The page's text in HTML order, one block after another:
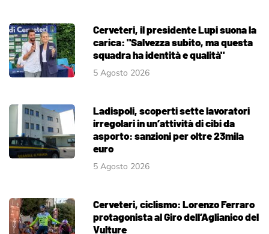
Cerveteri, il presidente Lupi suona la
carica: "Salvezza subito, ma questa
squadra ha identità e qualità"
5 Agosto 2026
Ladispoli, scoperti sette lavoratori
irregolari in un’attività di cibi da
asporto: sanzioni per oltre 23mila
euro
5 Agosto 2026
Cerveteri, ciclismo: Lorenzo Ferraro
protagonista al Giro dell’Aglianico del
Vulture